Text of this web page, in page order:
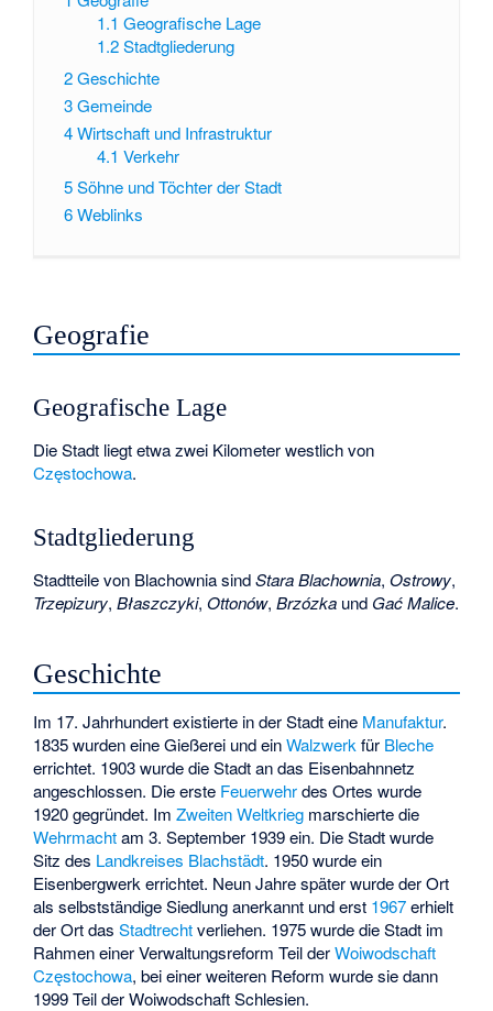
1.1 Geografische Lage
1.2 Stadtgliederung
2Geschichte
3Gemeinde
4Wirtschaft und Infrastruktur
4.1 Verkehr
5Söhne und Töchter der Stadt
6Weblinks
Geografie
Geografische Lage
Die Stadt liegt etwa zwei Kilometer westlich von
Częstochowa.
Stadtgliederung
Stadtteile von Blachownia sindStara Blachownia,Ostrowy,
Trzepizury,Błaszczyki,Ottonów,Brzózka und Gać Malice.
Geschichte
Im 17. Jahrhundert existierte in der Stadt eine Manufaktur.
1835 wurden eine Gießerei und einWalzwerk für Bleche
errichtet. 1903 wurde die Stadt an das Eisenbahnnetz
angeschlossen. Die erste Feuerwehrdes Ortes wurde
1920 gegründet. ImZweiten Weltkrieg marschierte die
Wehrmachtam 3. September 1939 ein. Die Stadt wurde
Sitz des Landkreises Blachstädt. 1950 wurde ein
Eisenbergwerk errichtet. Neun Jahre später wurde der Ort
als selbstständige Siedlung anerkannt und erst 1967erhielt
der Ort dasStadtrechtverliehen. 1975 wurde die Stadt im
Rahmen einer Verwaltungsreform Teil derWoiwodschaft
Częstochowa, bei einer weiteren Reform wurde sie dann
1999 Teil der Woiwodschaft Schlesien.